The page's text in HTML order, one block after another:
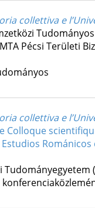
collettiva e
MTA Pécsi Területi
collettiva e
Colloque
Tudományegyetem